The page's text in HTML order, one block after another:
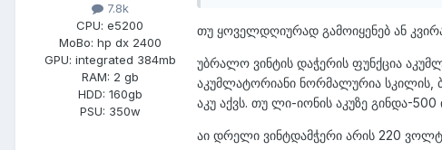
7.8k
CPU: e5200
MoBo: hp dx 2400
GPU: integrated 384mb
RAM: 2 gb
HDD: 160gb
PSU: 350w
თუ ყოველდღიურად გამოიყენებ ან
უბრალო ვინტის დაჭერის ფუნქცია
აკუმლატორიანი ნორმალურია სკილის,
აკუ აქვს. თუ ლი-იონის აკუზე გინდა-
აი დრელი ვინტდამჭერი არის 220